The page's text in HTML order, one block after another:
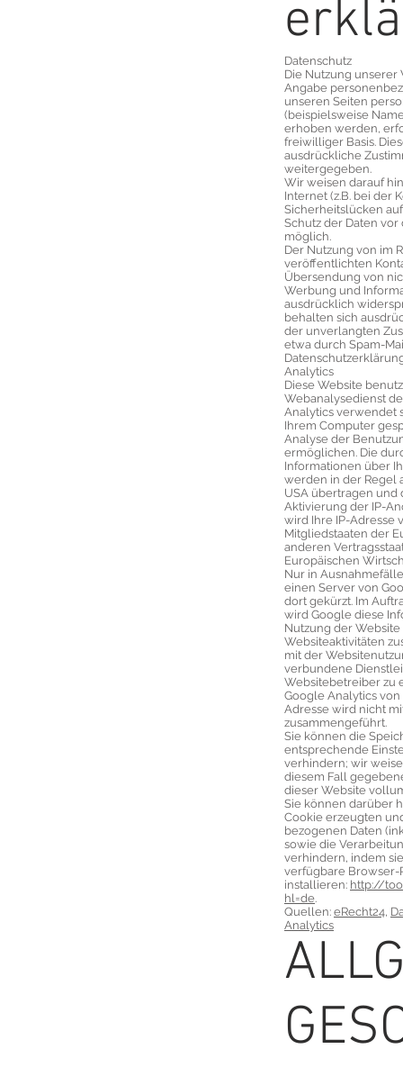
Datenschutz
Die Nutzung unserer
Angabe
unseren Seiten
(beispielsweise
erhoben werden,
freiwilliger Basis.
ausdrückliche
weitergegeben.
Wir weisen darauf
Internet (z.B. bei der
Sicherheitslücken
Schutz der Daten
möglich.
Der Nutzung von im
veröffentlichten
Übersendung von
Werbung und
ausdrücklich
behalten sich
der unverlangten
etwa durch Spam-
Analytics
Diese Website
Webanalysedienst
Analytics verwendet
Ihrem Computer
Analyse der
ermöglichen. Die
Informationen über
werden in der Regel
USA übertragen und
Aktivierung der IP-
wird Ihre IP-Adresse
Mitgliedstaaten der
anderen
Europäischen
Nur in
einen Server von
dort gekürzt. Im
wird Google diese
Nutzung der
Websiteaktivitäten
mit der
verbundene
Websitebetreiber zu
Google Analytics
Adresse wird nicht
zusammengeführt.
Sie können die
entsprechende
verhindern; wir
diesem Fall
dieser Website
Sie können darüber
Cookie erzeugten
bezogenen Daten
sowie die
verhindern, indem
verfügbare
installieren: http://
hl=de.
Quellen: eRecht24,
Analytics